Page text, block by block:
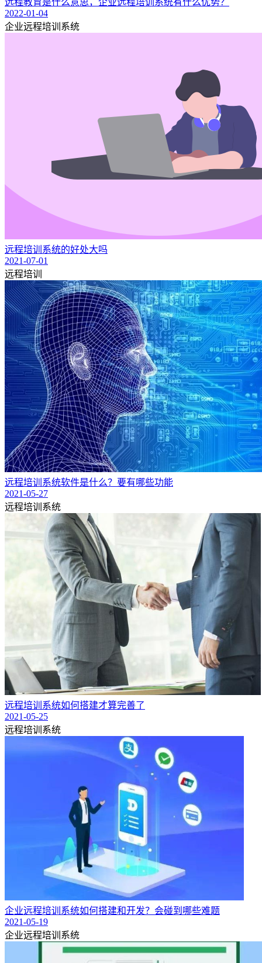
2022-01-04
企业远程培训系统
远程培训系统的好处大吗
2021-07-01
远程培训
远程培训系统软件是什么？要有哪些功能
2021-05-27
远程培训系统
远程培训系统如何搭建才算完善了
2021-05-25
远程培训系统
企业远程培训系统如何搭建和开发？会碰到哪些难题
2021-05-19
企业远程培训系统